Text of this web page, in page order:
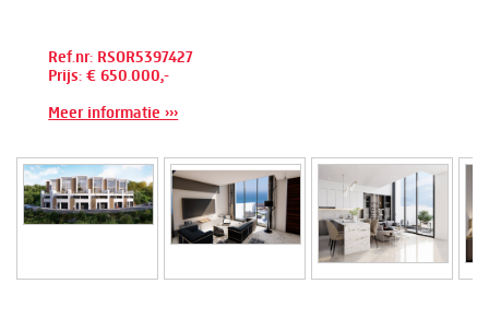
Ref.nr: RSOR5397427
Prijs: € 650.000,-
Meer informatie ›››